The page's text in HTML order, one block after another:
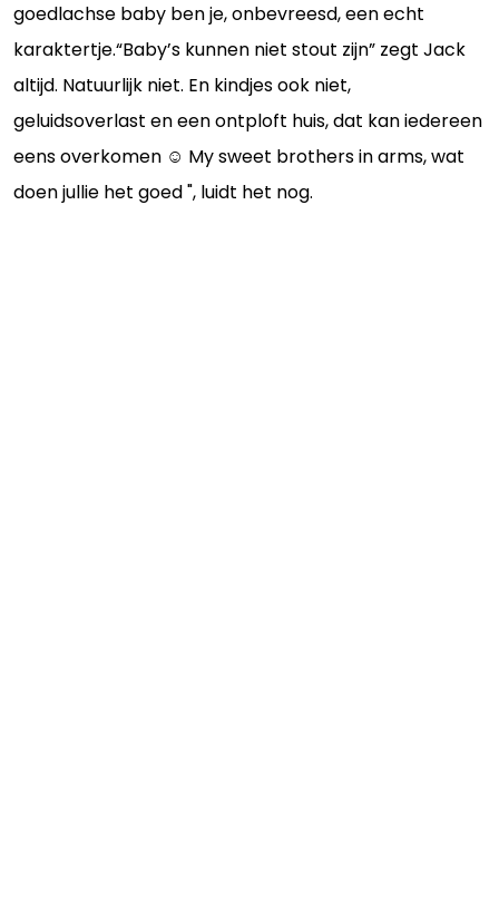
goedlachse baby ben je, onbevreesd, een echt
karaktertje.“Baby’s kunnen niet stout zijn” zegt Jack
altijd. Natuurlijk niet. En kindjes ook niet,
geluidsoverlast en een ontploft huis, dat kan iedereen
eens overkomen ☺️ My sweet brothers in arms, wat
doen jullie het goed ", luidt het nog.